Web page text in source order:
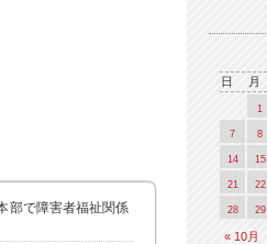
部で障害者福祉関係
日 月
« 10月
1
7 8
14 15
21 22
28 29